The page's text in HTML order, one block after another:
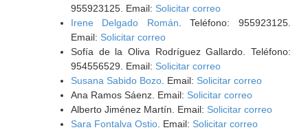
955923125. Email: Solicitar correo
Irene Delgado Román . Teléfono: 955923125.
Email: Solicitar correo
Sofía de la Oliva Rodríguez Gallardo. Teléfono:
954556529. Email: Solicitar correo
Susana Sabido Bozo. Email: Solicitar correo
Ana Ramos Sáenz. Email: Solicitar correo
Alberto Jiménez Martín. Email: Solicitar correo
Sara Fontalva Ostio. Email: Solicitar correo